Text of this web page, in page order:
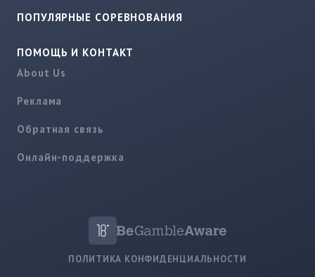
ПОПУЛЯРНЫЕ СОРЕВНОВАНИЯ
ПОМОЩЬ И КОНТАКТ
About Us
Реклама
Обратная связь
Онлайн-поддержка
ПОЛИТИКА КОНФИДЕНЦИАЛЬНОСТИ